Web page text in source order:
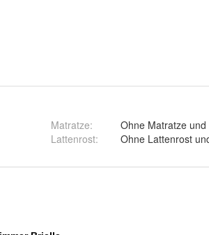
Matratze:
Lattenrost: